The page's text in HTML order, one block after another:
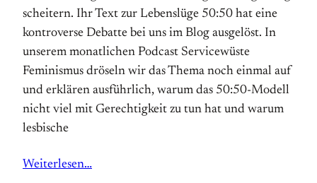
scheitern. Ihr Text zur Lebenslüge 50:50 hat eine
kontroverse Debatte bei uns im Blog ausgelöst. In
unserem monatlichen Podcast Servicewüste
Feminismus dröseln wir das Thema noch einmal auf
und erklären ausführlich, warum das 50:50-Modell
nicht viel mit Gerechtigkeit zu tun hat und warum
lesbische
Weiterlesen…